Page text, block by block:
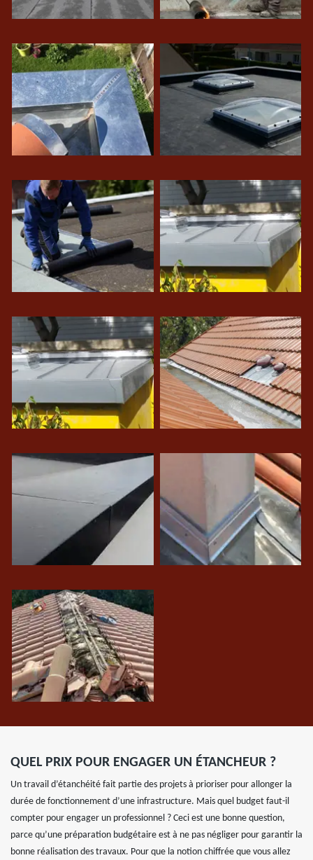
QUEL PRIX POUR ENGAGER UN ÉTANCHEUR ?
Un travail d’étanchéité fait partie des projets à prioriser pour allonger la
durée de fonctionnement d’une infrastructure. Mais quel budget faut-il
compter pour engager un professionnel ? Ceci est une bonne question,
parce qu’une préparation budgétaire est à ne pas négliger pour garantir la
bonne réalisation des travaux. Pour que la notion chiffrée que vous allez